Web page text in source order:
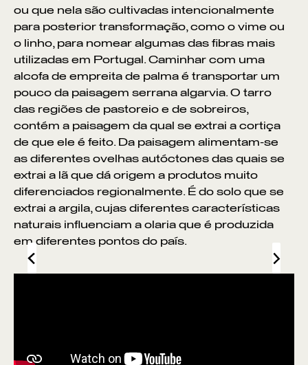
ou que nela são cultivadas intencionalmente
para posterior transformação, como o vime ou
o linho, para nomear algumas das fibras mais
utilizadas em Portugal. Caminhar com uma
alcofa de empreita de palma é transportar um
pouco da paisagem serrana algarvia. O tarro
das regiões de pastoreio e de sobreiros,
contém a paisagem da qual se extrai a cortiça
de que ele é feito. Da paisagem alimentam-se
as diferentes ovelhas autóctones das quais se
extrai a lã que dá origem a produtos muito
diferenciados regionalmente. É do solo que se
extrai a argila, cujas diferentes características
naturais influenciam a olaria que é produzida
em diferentes pontos do país.